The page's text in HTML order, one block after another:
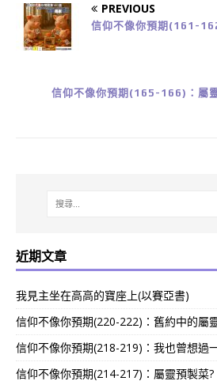
PREVIOUS
信仰不像你預期(161-
信仰不像你預期(165-166)：屬
近期文章
我見主坐在高高的寶座上(以賽亞書)
信仰不像你預期(220-222)：舊約中的屬
信仰不像你預期(218-219)：我也曾想過
信仰不像你預期(214-217)：屬靈預製菜?